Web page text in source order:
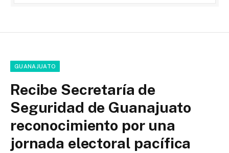
GUANAJUATO
Recibe Secretaría de
Seguridad de Guanajuato
reconocimiento por una
jornada electoral pacífica